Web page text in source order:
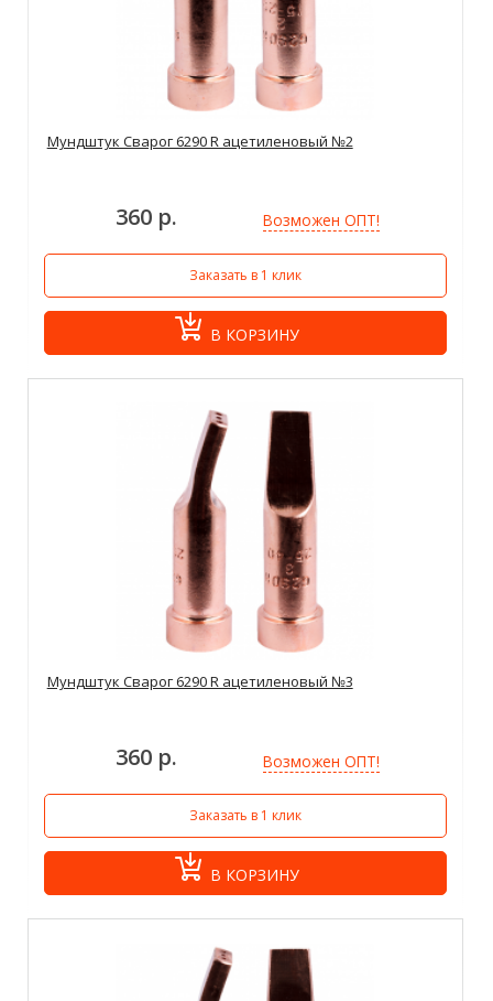
Мундштук Сварог 6290 R ацетиленовый №2
360 р. Возможен ОПТ!
Заказать в 1 клик
В КОРЗИНУ
Мундштук Сварог 6290 R ацетиленовый №3
360 р. Возможен ОПТ!
Заказать в 1 клик
В КОРЗИНУ